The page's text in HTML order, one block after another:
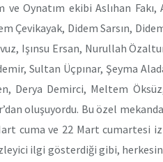
ve Oynatım ekibi Aslıhan
Çevikayak, Didem Sarsın,
Işınsu Ersan, Nurullah
Sultan Üçpınar, Şeyma
Derya Demirci, Meltem
oluşuyordu. Bu özel
cuma ve 22 Mart cumartesi
ilgi gösterdiği gibi,